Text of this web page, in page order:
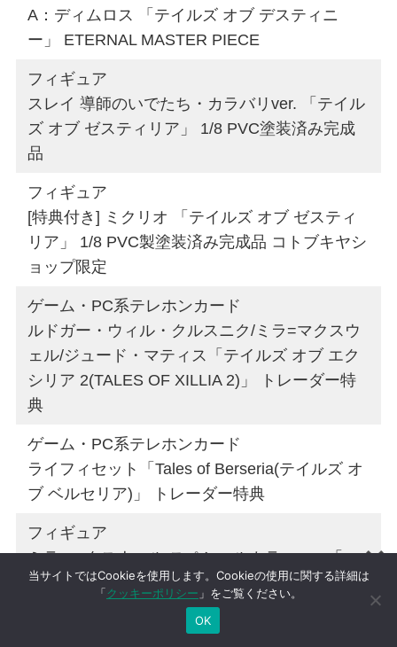
A：ディムロス 「テイルズ オブ デスティニ
ー」 ETERNAL MASTER PIECE
フィギュア
スレイ 導師のいでたち・カラバリver. 「テイル
ズ オブ ゼスティリア」 1/8 PVC塗装済み完成
品
フィギュア
[特典付き] ミクリオ 「テイルズ オブ ゼスティ
リア」 1/8 PVC製塗装済み完成品 コトブキヤシ
ョップ限定
ゲーム・PC系テレホンカード
ルドガー・ウィル・クルスニク/ミラ=マクスウ
ェル/ジュード・マティス「テイルズ オブ エク
シリア 2(TALES OF XILLIA 2)」 トレーダー特
典
ゲーム・PC系テレホンカード
ライフィセット「Tales of Berseria(テイルズ オ
ブ ベルセリア)」 トレーダー特典
フィギュア
ミラ=マクスウェル スペシャルカラーver. 「一
番くじ テイルズ オブ シリーズ2」 ダブルチャ
ンスキャンペーン フィギュア
当サイトではCookieを使用します。Cookieの使用に関する詳細は
「クッキーポリシー 」をご覧ください。
OK